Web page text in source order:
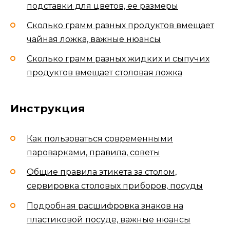
подставки для цветов, ее размеры
Сколько грамм разных продуктов вмещает
чайная ложка, важные нюансы
Сколько грамм разных жидких и сыпучих
продуктов вмещает столовая ложка
Инструкция
Как пользоваться современными
пароварками, правила, советы
Общие правила этикета за столом,
сервировка столовых приборов, посуды
Подробная расшифровка знаков на
пластиковой посуде, важные нюансы